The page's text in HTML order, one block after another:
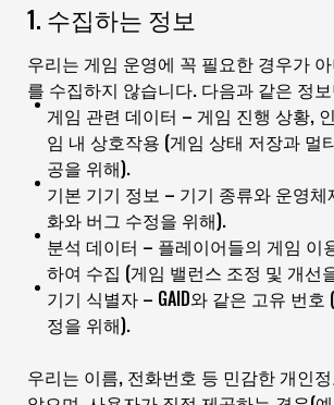
1. 수집하는 정보
우리는 게임 운영에 꼭 필요한 경우가
를 수집하지 않습니다. 다음과 같은 정
게임 관련 데이터 – 게임 진행 상황,
임 내 상호작용 (게임 상태 저장과 멀
공을 위해).
기본 기기 정보 – 기기 종류와 운영체
화와 버그 수정을 위해).
분석 데이터 – 플레이어들의 게임 이
하여 수집 (게임 밸런스 조정 및 개선
기기 식별자 – GAID와 같은 고유 번
정을 위해).
우리는 이름, 전화번호 등 민감한 개인